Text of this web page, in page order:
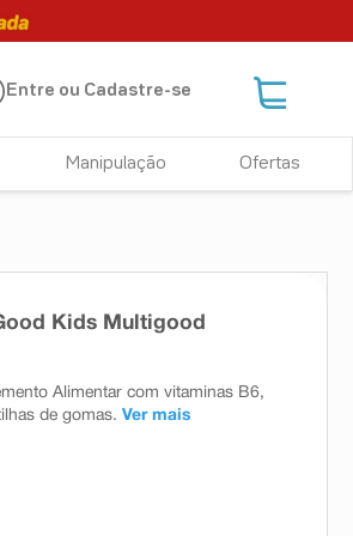
Entre ou Cadastre-se
Manipulação Ofertas
Kids Multigood
Alimentar com vitaminas B6,
de gomas. Ver mais